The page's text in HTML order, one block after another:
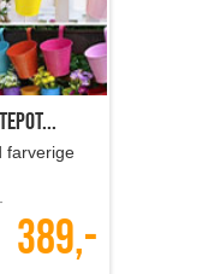
farverige
389,-